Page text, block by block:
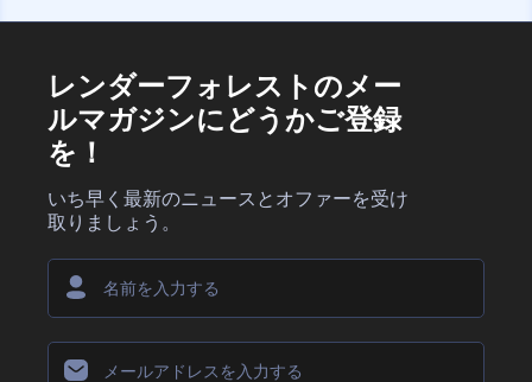
レンダーフォレストのメー
ルマガジンにどうかご登録
を！
いち早く最新のニュースとオファーを受け
取りましょう。